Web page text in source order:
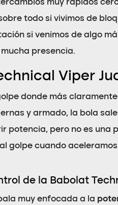
muy rápidos
todo si vivimos de
si venimos de algo
presencia.
Viper
donde más
y armado, la bola
potencia, pero no es una
golpe cuando
de la Babolat
muy enfocada a la